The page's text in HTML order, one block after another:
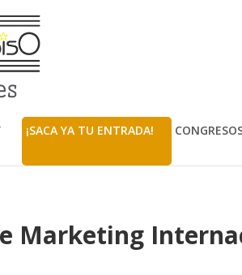
¡SACA YA TU ENTRADA!
Marketing